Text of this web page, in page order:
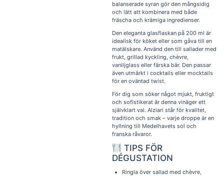
balanserade syran gör den mångsidig
och lätt att kombinera med både
fräscha och krämiga ingredienser.
Den eleganta glasflaskan på 200 ml är
idealisk för köket eller som gåva till en
matälskare. Använd den till sallader med
frukt, grillad kyckling, chèvre,
vaniljglass eller färska bär. Den passar
även utmärkt i cocktails eller mocktails
för en oväntad twist.
För dig som söker något mjukt, fruktigt
och sofistikerat är denna vinäger ett
självklart val. Alziari står för kvalitet,
tradition och smak – varje droppe är en
hyllning till Medelhavets sol och
franska råvaror.
TIPS FÖR
DÉGUSTATION
Ringla över sallad med chèvre,